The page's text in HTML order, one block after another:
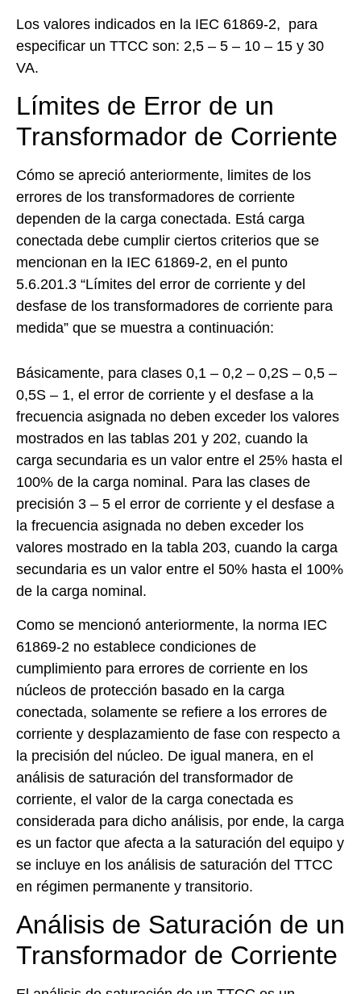
Los valores indicados en la IEC 61869-2, para
especificar un TTCC son: 2,5 – 5 – 10 – 15 y 30
VA.
Límites de Error de un
Transformador de Corriente
Cómo se apreció anteriormente, limites de los
errores de los transformadores de corriente
dependen de la carga conectada. Está carga
conectada debe cumplir ciertos criterios que se
mencionan en la IEC 61869-2, en el punto
5.6.201.3 “Límites del error de corriente y del
desfase de los transformadores de corriente para
medida” que se muestra a continuación:
Básicamente, para clases 0,1 – 0,2 – 0,2S – 0,5 –
0,5S – 1, el error de corriente y el desfase a la
frecuencia asignada no deben exceder los valores
mostrados en las tablas 201 y 202, cuando la
carga secundaria es un valor entre el 25% hasta el
100% de la carga nominal. Para las clases de
precisión 3 – 5 el error de corriente y el desfase a
la frecuencia asignada no deben exceder los
valores mostrado en la tabla 203, cuando la carga
secundaria es un valor entre el 50% hasta el 100%
de la carga nominal.
Como se mencionó anteriormente, la norma IEC
61869-2 no establece condiciones de
cumplimiento para errores de corriente en los
núcleos de protección basado en la carga
conectada, solamente se refiere a los errores de
corriente y desplazamiento de fase con respecto a
la precisión del núcleo. De igual manera, en el
análisis de saturación del transformador de
corriente, el valor de la carga conectada es
considerada para dicho análisis, por ende, la carga
es un factor que afecta a la saturación del equipo y
se incluye en los análisis de saturación del TTCC
en régimen permanente y transitorio.
Análisis de Saturación de un
Transformador de Corriente